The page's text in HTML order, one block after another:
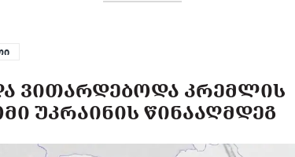
ᲕᲘᲗᲐᲠᲓᲔᲑᲝᲓᲐ ᲙᲠᲔᲛᲚᲘᲡ
ᲣᲙᲠᲐᲘᲜᲘᲡ ᲬᲘᲜᲐᲐᲦᲛᲓᲔᲒ